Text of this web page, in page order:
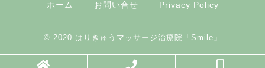
ホーム お問い合せ Privacy Policy
© 2020 はりきゅうマッサージ治療院「Smile」